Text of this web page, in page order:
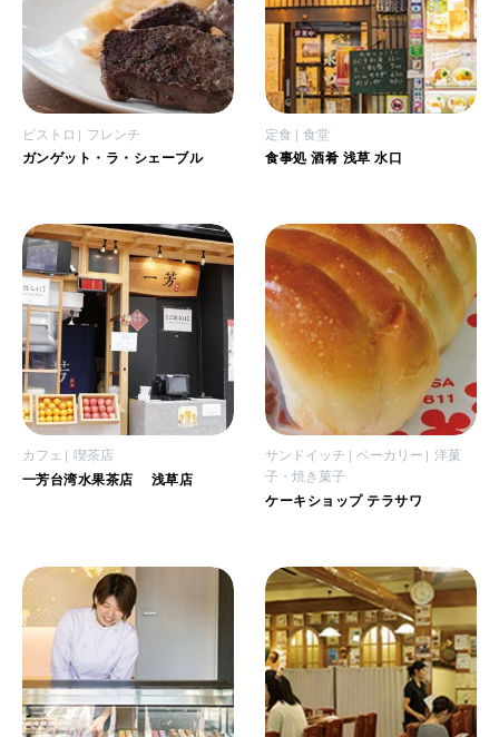
ビストロ フレンチ
ガンゲット・ラ・シェーブル
定食 食堂
食事処 酒肴 浅草 水口
カフェ 喫茶店
一芳台湾水果茶店 浅草店
サンドイッチ ベーカリー
洋菓
子・焼き菓子
ケーキショップ テラサワ